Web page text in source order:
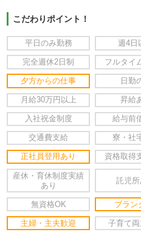
こだわりポイント！
平日のみ勤務 週4日
完全週休2日制 フルタイ
夕方からの仕事 日勤
月給30万円以上 昇給
入社祝金制度 給与前
交通費支給 寮・社
正社員登用あり 資格取得
産休・育休制度実績
あり
託児所
無資格OK ブラン
主婦・主夫歓迎 子育て